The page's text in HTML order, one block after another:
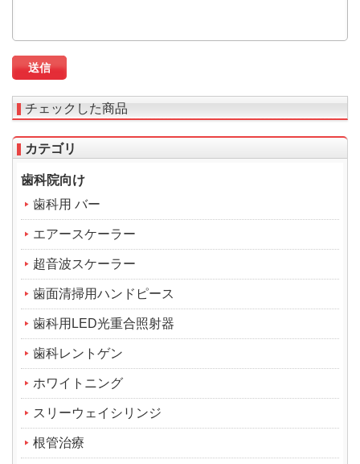
チェックした商品
カテゴリ
歯科院向け
歯科用 バー
エアースケーラー
超音波スケーラー
歯面清掃用ハンドピース
歯科用LED光重合照射器
歯科レントゲン
ホワイトニング
スリーウェイシリンジ
根管治療